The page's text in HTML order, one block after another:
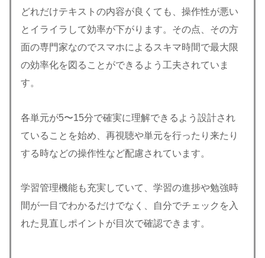
どれだけテキストの内容が良くても、操作性が悪い
とイライラして効率が下がります。その点、その方
面の専門家なのでスマホによるスキマ時間で最大限
の効率化を図ることができるよう工夫されていま
す。
各単元が5〜15分で確実に理解できるよう設計され
ていることを始め、再視聴や単元を行ったり来たり
する時などの操作性など配慮されています。
学習管理機能も充実していて、学習の進捗や勉強時
間が一目でわかるだけでなく、自分でチェックを入
れた見直しポイントが目次で確認できます。